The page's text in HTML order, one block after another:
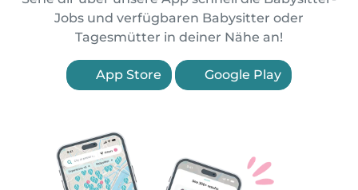
Jobs und verfügbaren Babysitter oder
Tagesmütter in deiner Nähe an!
App Store Google Play